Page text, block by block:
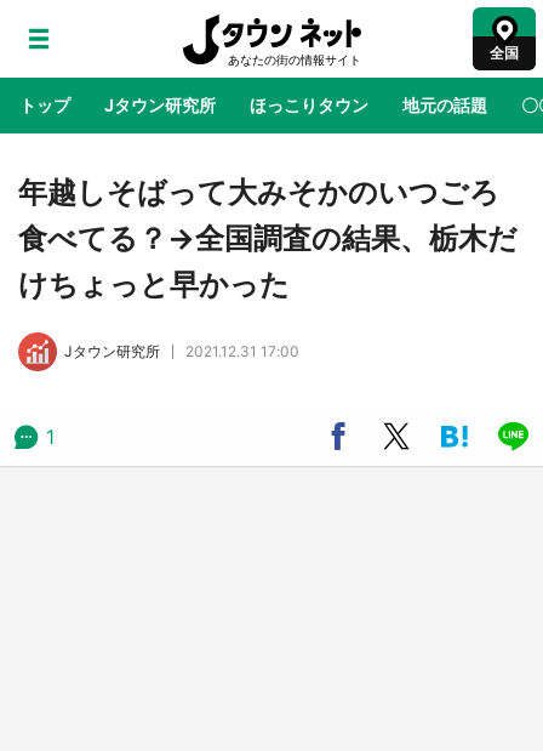
全国
トップ Jタウン研究所 ほっこりタウン 地元の話題 〇
地域×二次元 絶景 あの時はありがとう 物語がはじ
ラプラス・ダークネスが栃木県を征服！？ 県
公式プロモ動画で「聖地」が生産されてます
の「猫猫像」も【8／1～10／26】
年越しそばって大みそかのいつごろ
食べてる？→全国調査の結果、栃木だ
けちょっと早かった
Jタウン研究所 2021.12.31 17:00
1